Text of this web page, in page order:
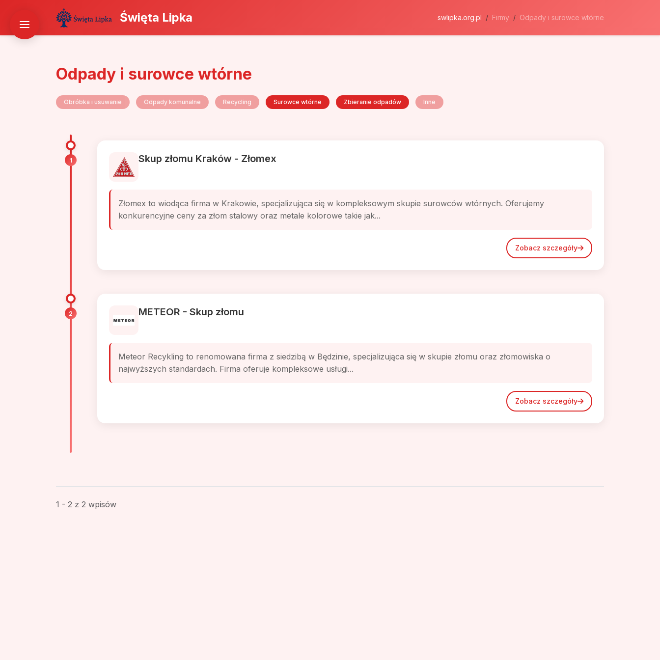
Święta Lipka swlipka.org.pl Firmy Odpady i surowce wtórne
Odpady i surowce wtórne
Obróbka i usuwanie Odpady komunalne Recycling Surowce wtórne Zbieranie odpadów Inne
1 Skup złomu Kraków - Złomex
Złomex to wiodąca firma w Krakowie, specjalizująca się w kompleksowym skupie surowców wtórnych. Oferujemy
konkurencyjne ceny za złom stalowy oraz metale kolorowe takie jak...
Zobacz szczegóły
2 METEOR - Skup złomu
Meteor Recykling to renomowana firma z siedzibą w Będzinie, specjalizująca się w skupie złomu oraz złomowiska o
najwyższych standardach. Firma oferuje kompleksowe usługi...
Zobacz szczegóły
1 - 2 z 2 wpisów